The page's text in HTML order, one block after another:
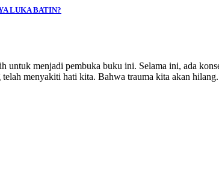
LUKA BATIN?
untuk menjadi pembuka buku ini. Selama ini, ada
telah menyakiti hati kita. Bahwa trauma kita akan